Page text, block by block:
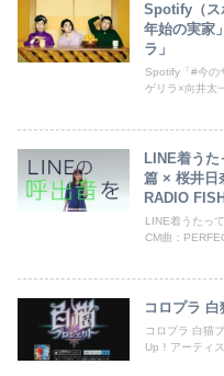
Spotify（ス
年始の実家
ラ」
Spotify「#今の
ゲリラ×向井太
LINE着うた
篇 × 桜井日
RADIO FISH
LINE着うたっ
CM曲：
コロプラ 白猫
Up！アーティ